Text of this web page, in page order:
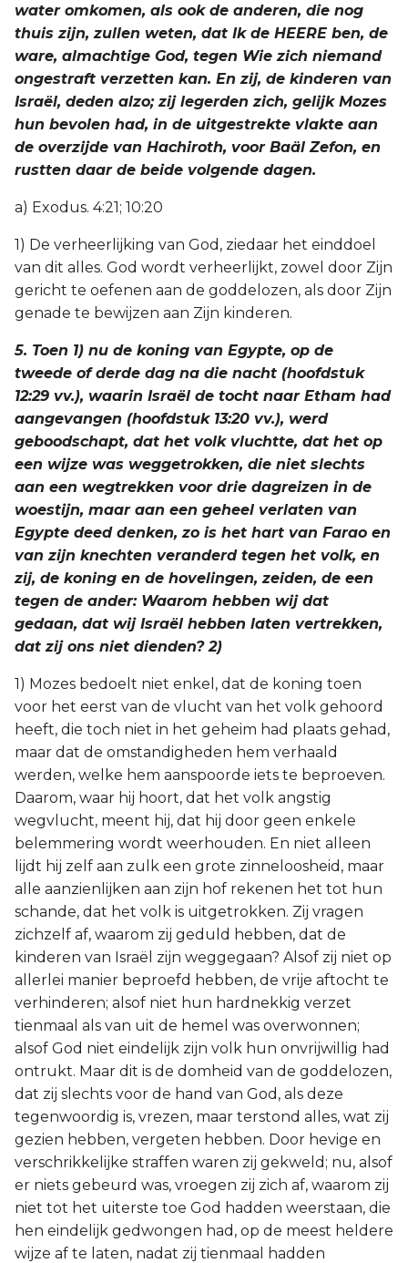
water omkomen, als ook de anderen, die nog
thuis zijn, zullen weten, dat Ik de HEERE ben, de
ware, almachtige God, tegen Wie zich niemand
ongestraft verzetten kan. En zij, de kinderen van
Israël, deden alzo; zij legerden zich, gelijk Mozes
hun bevolen had, in de uitgestrekte vlakte aan
de overzijde van Hachiroth, voor Baäl Zefon, en
rustten daar de beide volgende dagen.
a) Exodus. 4:21; 10:20
1) De verheerlijking van God, ziedaar het einddoel
van dit alles. God wordt verheerlijkt, zowel door Zijn
gericht te oefenen aan de goddelozen, als door Zijn
genade te bewijzen aan Zijn kinderen.
5. Toen 1) nu de koning van Egypte, op de
tweede of derde dag na die nacht (hoofdstuk
12:29 vv.), waarin Israël de tocht naar Etham had
aangevangen (hoofdstuk 13:20 vv.), werd
geboodschapt, dat het volk vluchtte, dat het op
een wijze was weggetrokken, die niet slechts
aan een wegtrekken voor drie dagreizen in de
woestijn, maar aan een geheel verlaten van
Egypte deed denken, zo is het hart van Farao en
van zijn knechten veranderd tegen het volk, en
zij, de koning en de hovelingen, zeiden, de een
tegen de ander: Waarom hebben wij dat
gedaan, dat wij Israël hebben laten vertrekken,
dat zij ons niet dienden? 2)
1) Mozes bedoelt niet enkel, dat de koning toen
voor het eerst van de vlucht van het volk gehoord
heeft, die toch niet in het geheim had plaats gehad,
maar dat de omstandigheden hem verhaald
werden, welke hem aanspoorde iets te beproeven.
Daarom, waar hij hoort, dat het volk angstig
wegvlucht, meent hij, dat hij door geen enkele
belemmering wordt weerhouden. En niet alleen
lijdt hij zelf aan zulk een grote zinneloosheid, maar
alle aanzienlijken aan zijn hof rekenen het tot hun
schande, dat het volk is uitgetrokken. Zij vragen
zichzelf af, waarom zij geduld hebben, dat de
kinderen van Israël zijn weggegaan? Alsof zij niet op
allerlei manier beproefd hebben, de vrije aftocht te
verhinderen; alsof niet hun hardnekkig verzet
tienmaal als van uit de hemel was overwonnen;
alsof God niet eindelijk zijn volk hun onvrijwillig had
ontrukt. Maar dit is de domheid van de goddelozen,
dat zij slechts voor de hand van God, als deze
tegenwoordig is, vrezen, maar terstond alles, wat zij
gezien hebben, vergeten hebben. Door hevige en
verschrikkelijke straffen waren zij gekweld; nu, alsof
er niets gebeurd was, vroegen zij zich af, waarom zij
niet tot het uiterste toe God hadden weerstaan, die
hen eindelijk gedwongen had, op de meest heldere
wijze af te laten, nadat zij tienmaal hadden